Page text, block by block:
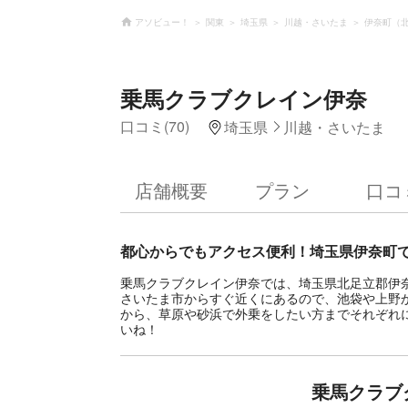
アソビュー！ 関東 埼玉県 川越・さいたま 伊奈町（
乗馬クラブクレイン伊奈
口コミ(70) 埼玉県 川越・さいたま
店舗概要 プラン 口コ
都心からでもアクセス便利！埼玉県伊奈町
乗馬クラブクレイン伊奈では、埼玉県北足立郡
さいたま市からすぐ近くにあるので、池袋や上
から、草原や砂浜で外乗をしたい方までそれぞ
いね！
乗馬クラ